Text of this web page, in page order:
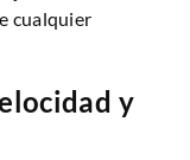
cualquier
y